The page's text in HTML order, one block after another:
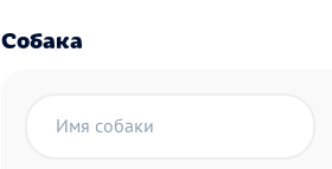
Собака
Имя собаки